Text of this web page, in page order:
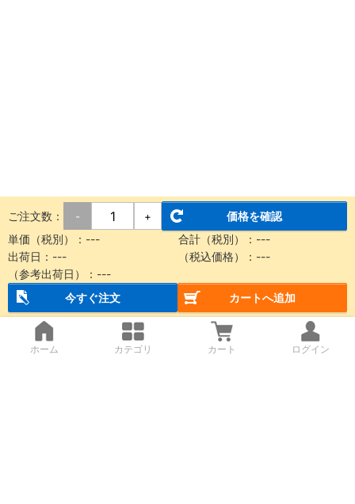
ご注文数： - +
価格を確認
単価（税別）： --- 合計（税別）： ---
出荷日： --- （税込価格）： ---
（参考出荷日）： ---
今すぐ注文
カートへ追加
ホーム カテゴリ カート ログイン